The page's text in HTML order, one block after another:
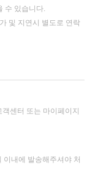
수 있습니다.
및 지연시 별도로 연락
센터 또는 마이페이지
내에 발송해주셔야 처